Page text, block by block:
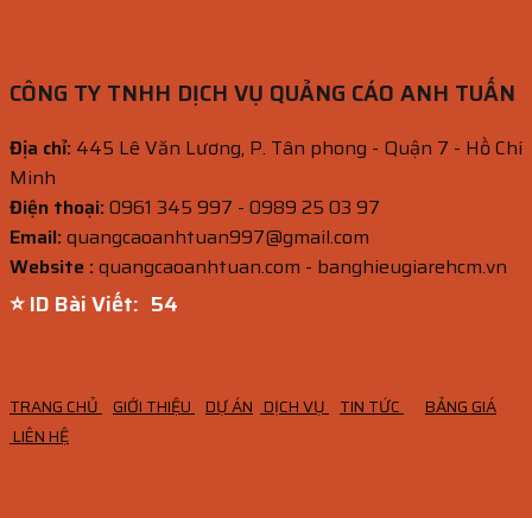
CÔNG TY TNHH DỊCH VỤ QUẢNG CÁO ANH TUẤN
Địa chỉ: 445 Lê Văn Lương, P. Tân phong - Quận 7 - Hồ Chí
Minh
Điện thoại:0961 345 997 - 0989 25 03 97
Email:quangcaoanhtuan997@gmail.com
Website :quangcaoanhtuan.com - banghieugiarehcm.vn
⭐ ID Bài Viết: 52
TRANG CHỦ GIỚI THIỆU DỰ ÁN DỊCH VỤ TIN TỨC
BẢNG GIÁ
LIÊN HỆ